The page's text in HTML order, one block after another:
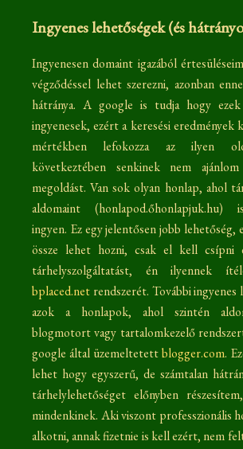
Ingyenes lehetőségek (és
Ingyenesen domaint igazából
végződéssel lehet szerezni, azonban
hátránya. A google is tudja hogy ezek
ingyenesek, ezért a keresési
mértékben lefokozza az ilyen
következtében senkinek nem
megoldást. Van sok olyan honlap, ahol
aldomaint (honlapod.őhonlapjuk.hu)
ingyen. Ez egy jelentősen jobb lehetőség,
össze lehet hozni, csak el kell csípni
tárhelyszolgáltatást, én ilyennek
bplaced.net rendszerét. További ingyenes
azok a honlapok, ahol szintén
blogmotort vagy tartalomkezelő
google által üzemeltetettblogger.com.
lehet hogy egyszerű, de számtalan
tárhelylehetőséget előnyben
mindenkinek. Aki viszont professzionális
alkotni, annak fizetnie is kell ezért, nem